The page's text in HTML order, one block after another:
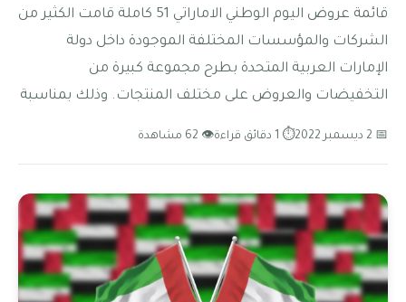
قائمة عروض اليوم الوطني الاماراتي 51 كاملة قامت الكثير من
الشركات والمؤسسات المختلفة الموجودة داخل دولة
الإمارات العربية المتحدة بطرح مجموعة كبيرة من
التخفيضات والعروض على مختلف المنتجات. وذلك بمناسبة
📅 2 ديسمبر 2022 ⏱ 1 دقائق قراءة 👁 62 مشاهدة